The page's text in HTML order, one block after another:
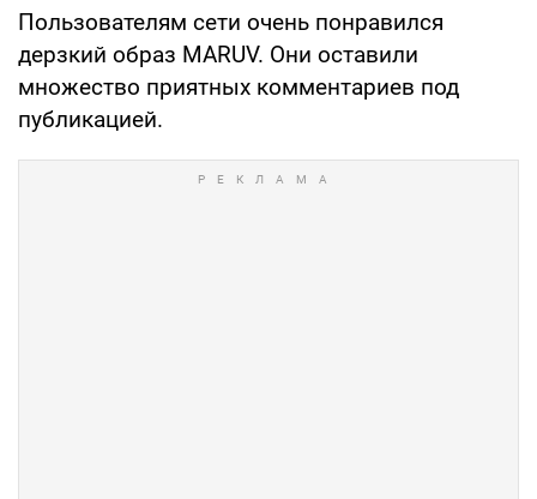
Пользователям сети очень понравился
дерзкий образ MARUV. Они оставили
множество приятных комментариев под
публикацией.